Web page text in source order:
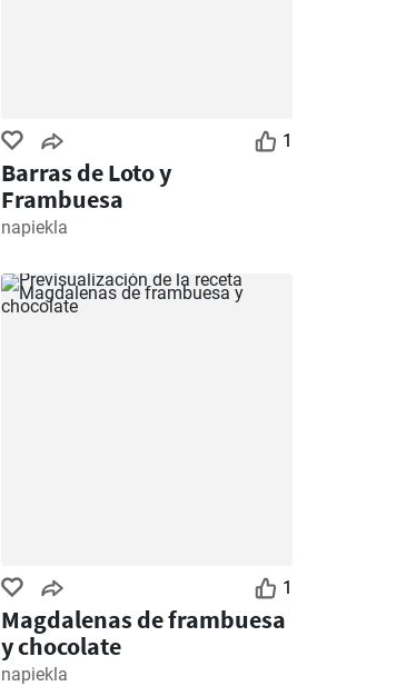
1
Barras de Loto y
Frambuesa
napiekla
1
Magdalenas de frambuesa
y chocolate
napiekla